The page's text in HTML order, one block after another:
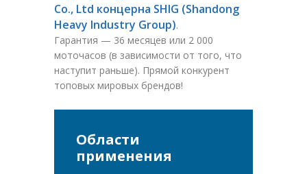
Co., Ltd концерна SHIG (Shandong
Heavy Industry Group).
Гарантия — 36 месяцев или 2 000
моточасов (в зависимости от того, что
наступит раньше). Прямой конкурент
топовых мировых брендов!
Области
применения